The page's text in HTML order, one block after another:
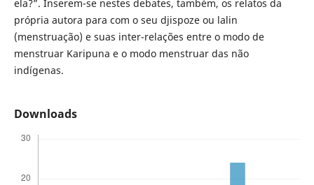
ela?”. Inserem-se nestes debates, também, os relatos da
própria autora para com o seu djispoze ou lalin
(menstruação) e suas inter-relações entre o modo de
menstruar Karipuna e o modo menstruar das não
indígenas.
Downloads